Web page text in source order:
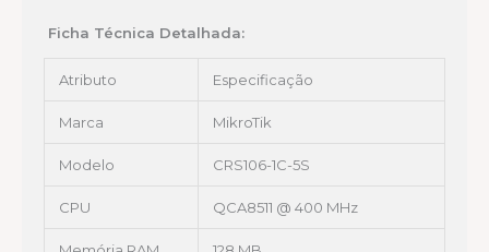
Ficha Técnica Detalhada:
Atributo Especificação
Marca MikroTik
Modelo CRS106-1C-5S
CPU QCA8511 @ 400 MHz